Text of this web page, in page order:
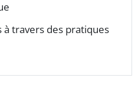
travers des pratiques